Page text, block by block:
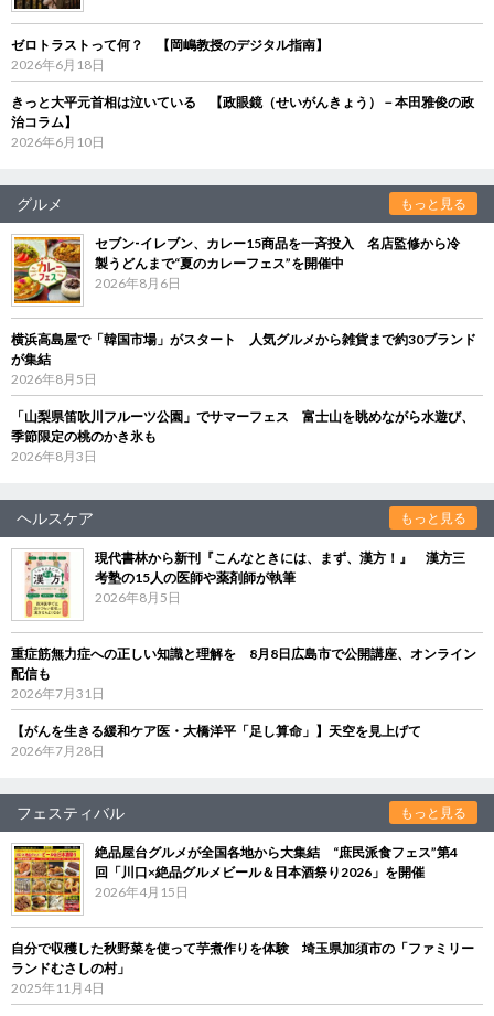
ゼロトラストって何？ 【岡嶋教授のデジタル指南】
2026年6月18日
きっと大平元首相は泣いている 【政眼鏡（せいがんきょう）－本田雅俊の政
治コラム】
2026年6月10日
グルメ もっと見る
セブン‐イレブン、カレー15商品を一斉投入 名店監修から冷
製うどんまで“夏のカレーフェス”を開催中
2026年8月6日
横浜高島屋で「韓国市場」がスタート 人気グルメから雑貨まで約30ブランド
が集結
2026年8月5日
「山梨県笛吹川フルーツ公園」でサマーフェス 富士山を眺めながら水遊び、
季節限定の桃のかき氷も
2026年8月3日
ヘルスケア もっと見る
現代書林から新刊『こんなときには、まず、漢方！』 漢方三
考塾の15人の医師や薬剤師が執筆
2026年8月5日
重症筋無力症への正しい知識と理解を 8月8日広島市で公開講座、オンライン
配信も
2026年7月31日
【がんを生きる緩和ケア医・大橋洋平「足し算命」】天空を見上げて
2026年7月28日
フェスティバル もっと見る
絶品屋台グルメが全国各地から大集結 “庶民派食フェス”第4
回「川口×絶品グルメビール＆日本酒祭り2026」を開催
2026年4月15日
自分で収穫した秋野菜を使って芋煮作りを体験 埼玉県加須市の「ファミリー
ランドむさしの村」
2025年11月4日